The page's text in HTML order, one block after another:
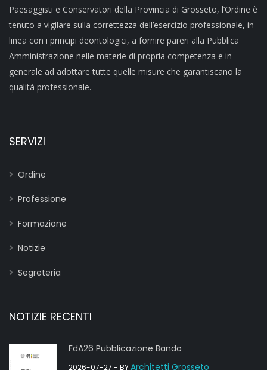
Paesaggisti e Conservatori della Provincia di Grosseto, l’Ordine è
tenuto a vigilare sulla correttezza dell’esercizio professionale, in
linea con i principi deontologici, a fornire pareri alla Pubblica
Amministrazione nelle materie di propria competenza e in
generale ad adottare tutte quelle misure che garantiscano la
qualità professionale.
SERVIZI
Ordine
Professione
Formazione
Notizie
Segreteria
NOTIZIE RECENTI
FdA26 Pubblicazione Bando
2026-07-27 - BYArchitetti Grosseto